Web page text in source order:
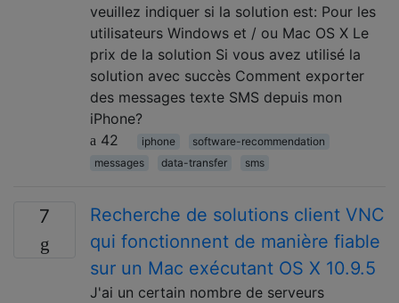
veuillez indiquer si la solution est: Pour les
utilisateurs Windows et / ou Mac OS X Le
prix de la solution Si vous avez utilisé la
solution avec succès Comment exporter
des messages texte SMS depuis mon
iPhone?
42
iphone
software-recommendation
messages
data-transfer sms
7
Recherche de solutions client VNC
qui fonctionnent de manière fiable
sur un Mac exécutant OS X 10.9.5
J'ai un certain nombre de serveurs